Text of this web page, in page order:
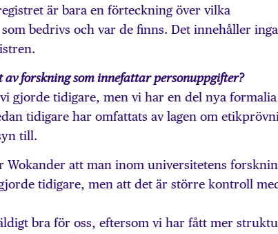
är bara en förteckning över vilka
bedrivs och var de finns. Det innehåller inga
av forskning som innefattar personuppgifter?
gjorde tidigare, men vi har en del nya
tidigare har omfattats av lagen om
till.
Wokander att man inom universitetens
tidigare, men att det är större kontroll
bra för oss, eftersom vi har fått mer